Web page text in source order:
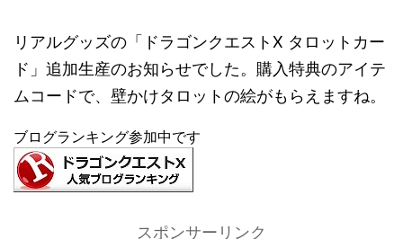
リアルグッズの「ドラゴンクエストX タロットカー
ド」追加生産のお知らせでした。購入特典のアイテ
ムコードで、壁かけタロットの絵がもらえますね。
ブログランキング参加中です
スポンサーリンク